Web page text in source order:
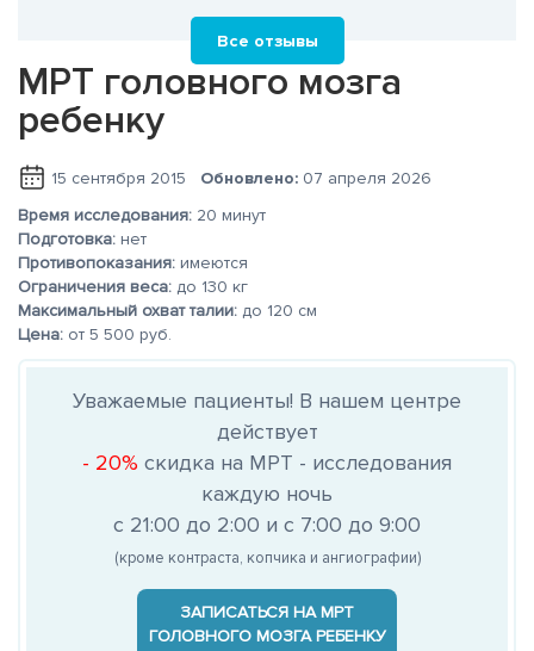
Все отзывы
МРТ головного мозга
ребенку
15 сентября 2015 Обновлено: 07 апреля 2026
Время исследования: 20 минут
Подготовка: нет
Противопоказания: имеются
Ограничения веса: до 130 кг
Максимальный охват талии: до 120 см
Цена: от 5 500 руб.
Уважаемые пациенты! В нашем центре
действует
- 20% скидка на МРТ - исследования
каждую ночь
с 21:00 до 2:00 и с 7:00 до 9:00
(кроме контраста, копчика и ангиографии)
ЗАПИСАТЬСЯ НА МРТ
ГОЛОВНОГО МОЗГА РЕБЕНКУ